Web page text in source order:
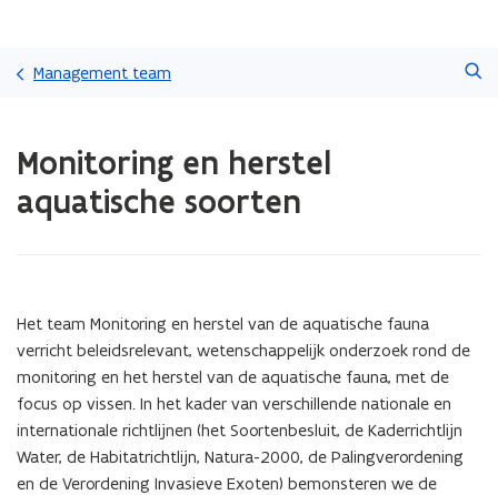
gaan
Management team
met
laden.
bevindt
herstel
aquatische
soorten
Monitoring en herstel
aquatische soorten
Het team Monitoring en herstel van de aquatische fauna
verricht beleidsrelevant, wetenschappelijk onderzoek rond de
monitoring en het herstel van de aquatische fauna, met de
focus op vissen. In het kader van verschillende nationale en
internationale richtlijnen (het Soortenbesluit, de Kaderrichtlijn
Water, de Habitatrichtlijn, Natura-2000, de Palingverordening
en de Verordening Invasieve Exoten) bemonsteren we de